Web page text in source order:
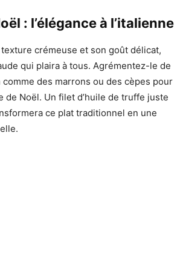
: l’élégance à l’italienne
crémeuse et son goût délicat,
qui plaira à tous. Agrémentez-le de
des marrons ou des cèpes pour
de Noël. Un filet d’huile de truffe juste
ce plat traditionnel en une